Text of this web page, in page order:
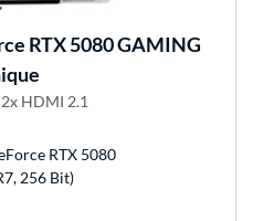
RTX 5080 GAMING
HDMI 2.1
RTX 5080
256 Bit)